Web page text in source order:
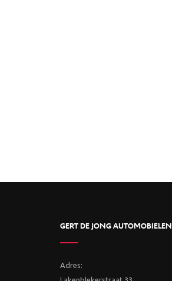
GERT DE JONG AUTOMOBIELEN
Adres: